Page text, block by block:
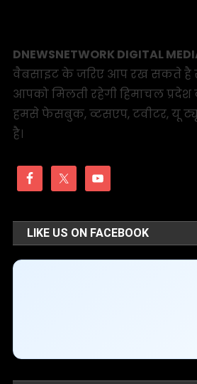
DNEWSNETWORK DIGITAL
वैबसाइट के जरिए आप रख सकते है
आपको मिलती रहेगी हिमाचल
हमसे फेसबुक, व्टसएप, टवीटर, यू
है।
LIKE US ON FACEBOOK